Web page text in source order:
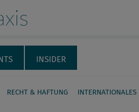
INSIDER
RECHT & HAFTUNG INTERNATIONALES